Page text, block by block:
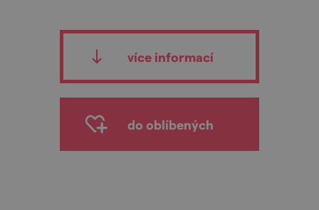
více informací
do oblíbených